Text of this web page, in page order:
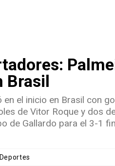
Brasil
el inicio en Brasil con
de Vitor Roque y dos
de Gallardo​ para el 3-1